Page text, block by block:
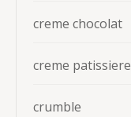
creme chocolat
creme patissiere
crumble